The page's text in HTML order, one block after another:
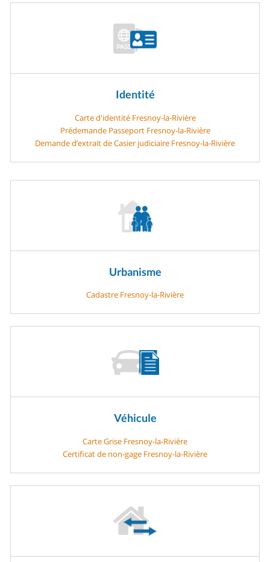
Identité
Carte d'identité Fresnoy-la-Rivière
Prédemande Passeport Fresnoy-la-Rivière
Demande d’extrait de Casier judiciaire Fresnoy-la-Rivière
Urbanisme
Cadastre Fresnoy-la-Rivière
Véhicule
Carte Grise Fresnoy-la-Rivière
Certificat de non-gage Fresnoy-la-Rivière